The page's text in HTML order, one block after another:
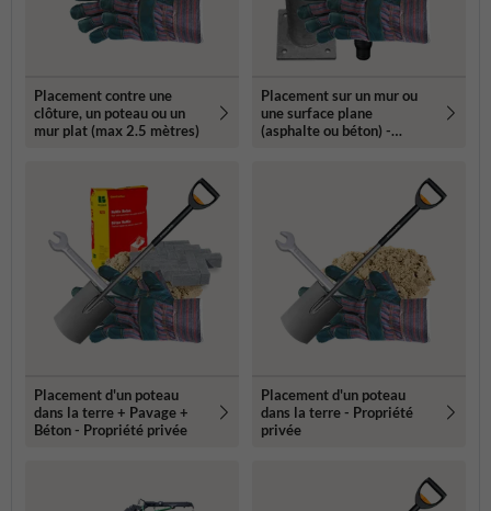
Placement contre une
clôture, un poteau ou un
mur plat (max 2.5 mètres)
Placement sur un mur ou
une surface plane
(asphalte ou béton) -
Placement d'un poteau
dans la terre + Pavage +
Béton - Propriété privée
Placement d'un poteau
dans la terre - Propriété
privée